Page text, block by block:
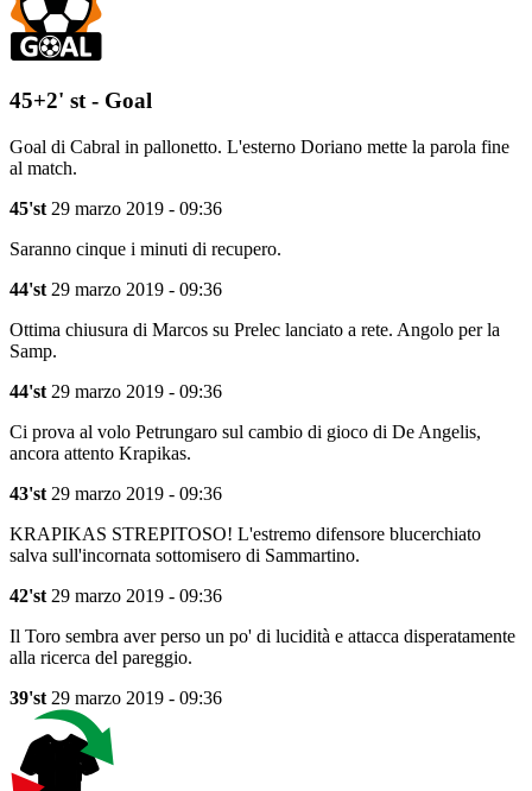
45+2' st - Goal
Goal di Cabral in pallonetto. L'esterno Doriano mette la parola fine
al match.
45'st 29 marzo 2019 - 09:36
Saranno cinque i minuti di recupero.
44'st 29 marzo 2019 - 09:36
Ottima chiusura di Marcos su Prelec lanciato a rete. Angolo per la
Samp.
44'st 29 marzo 2019 - 09:36
Ci prova al volo Petrungaro sul cambio di gioco di De Angelis,
ancora attento Krapikas.
43'st 29 marzo 2019 - 09:36
KRAPIKAS STREPITOSO! L'estremo difensore blucerchiato
salva sull'incornata sottomisero di Sammartino.
42'st 29 marzo 2019 - 09:36
Il Toro sembra aver perso un po' di lucidità e attacca disperatamente
alla ricerca del pareggio.
39'st 29 marzo 2019 - 09:36